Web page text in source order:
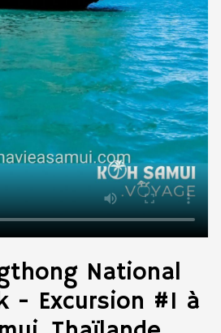
National
- Excursion #1 à